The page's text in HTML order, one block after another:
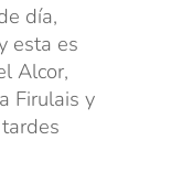
día,
esta es
Alcor,
Firulais y